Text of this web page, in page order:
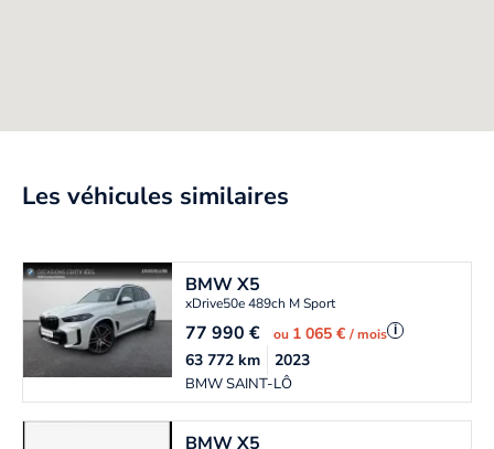
Les véhicules similaires
BMWX5
xDrive50e 489ch M Sport
77 990€ ou 1 065 €/ mois i
BMW SAINT-LÔ
63 772km 2023
BMWX5